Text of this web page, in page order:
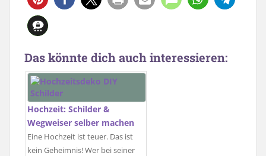
Das könnte dich auch interessieren:
Hochzeit: Schilder &
Wegweiser selber machen
Eine Hochzeit ist teuer. Das ist
kein Geheimnis! Wer bei seiner